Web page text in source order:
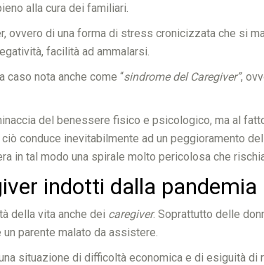
alla cura dei familiari.
ovvero di una forma di stress cronicizzata che si
facilità ad ammalarsi.
caso nota anche come “sindrome del Caregiver”,
del benessere fisico e psicologico, ma al
conduce inevitabilmente ad un peggioramento
in tal modo una spirale molto pericolosa che
indotti dalla pandemia
della vita anche dei caregiver. Soprattutto delle
parente malato da assistere.
situazione di difficoltà economica e di esiguità di